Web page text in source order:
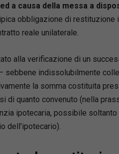
a causa della messa a
obbligazione di restituzione
reale unilaterale.
alla verificazione di un
sebbene indissolubilmente
la somma costituita
di quanto convenuto (nella
ipotecaria, possibile
dell’ipotecario).